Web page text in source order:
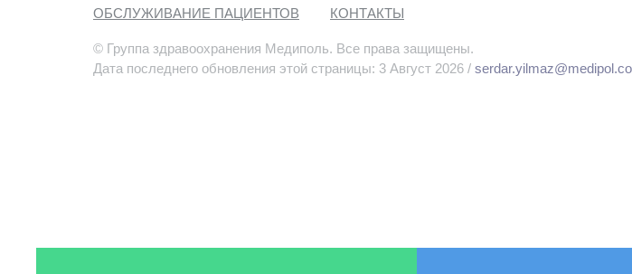
ОБСЛУЖИВАНИЕ ПАЦИЕНТОВ
КОНТАКТЫ
© Группа здравоохранения Медиполь. Все права защищены.
Дата последнего обновления этой страницы: 3 Август 2026 /